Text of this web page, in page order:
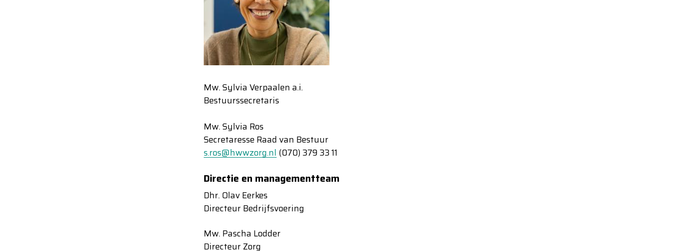
Mw. Sylvia Verpaalen a.i.
Bestuurssecretaris
Mw. Sylvia Ros
Secretaresse Raad van Bestuur
s.ros@hwwzorg.nl (070) 379 33 11
Directie en managementteam
Dhr. Olav Eerkes
Directeur Bedrijfsvoering
Mw. Pascha Lodder
Directeur Zorg